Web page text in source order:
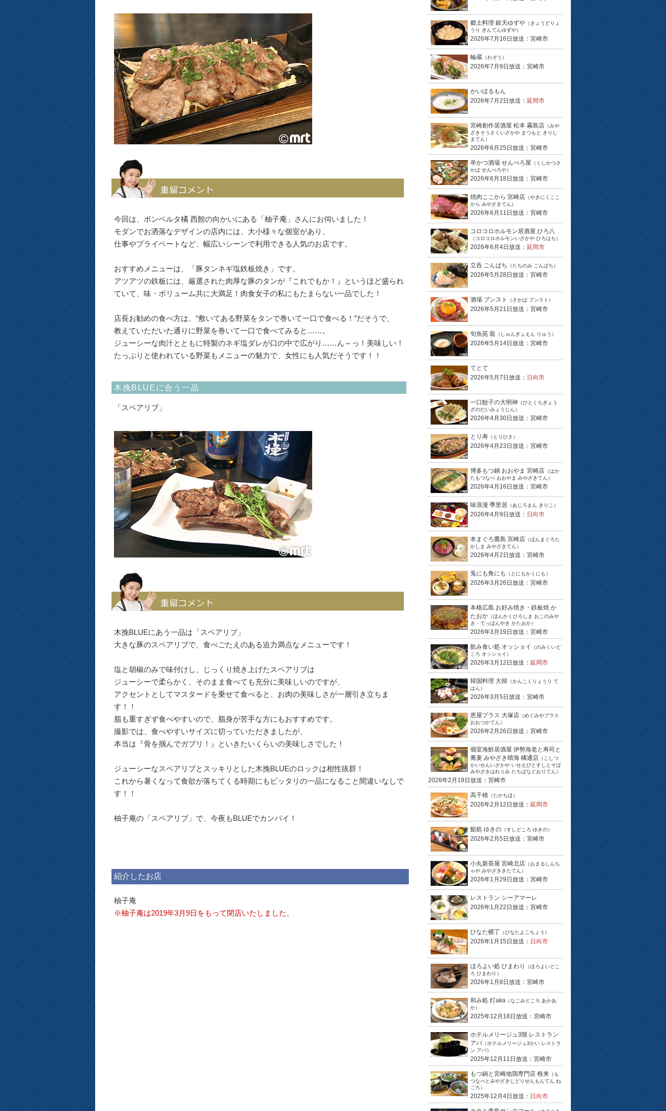
今回は、ボンベルタ橘 西館の向かいにある「柚子庵」さんにお伺いました！
モダンでお洒落なデザインの店内には、大小様々な個室があり、
仕事やプライベートなど、幅広いシーンで利用できる人気のお店です。
おすすめメニューは、「豚タンネギ塩鉄板焼き」です。
アツアツの鉄板には、厳選された肉厚な豚のタンが『これでもか！』というほど盛られ
ていて、味・ボリューム共に大満足！肉食女子の私にもたまらない一品でした！
店長お勧めの食べ方は、“敷いてある野菜をタンで巻いて一口で食べる！”だそうで、
教えていただいた通りに野菜を巻いて一口で食べてみると……。
ジューシーな肉汁とともに特製のネギ塩ダレが口の中で広がり……ん～っ！美味しい！
たっぷりと使われている野菜もメニューの魅力で、女性にも人気だそうです！！
木挽BLUEに合う一品
「スペアリブ」
木挽BLUEにあう一品は「スペアリブ」
大きな豚のスペアリブで、食べごたえのある迫力満点なメニューです！
塩と胡椒のみで味付けし、じっくり焼き上げたスペアリブは
ジューシーで柔らかく、そのまま食べても充分に美味しいのですが、
アクセントとしてマスタードを乗せて食べると、お肉の美味しさが一層引き立ちま
す！！
脂も重すぎず食べやすいので、脂身が苦手な方にもおすすめです。
撮影では、食べやすいサイズに切っていただきましたが、
本当は『骨を掴んでガブリ！』といきたいくらいの美味しさでした！
ジューシーなスペアリブとスッキリとした木挽BLUEのロックは相性抜群！
これから暑くなって食欲が落ちてくる時期にもピッタリの一品になること間違いなしで
す！！
柚子庵の「スペアリブ」で、今夜もBLUEでカンパイ！
紹介したお店
柚子庵
※柚子庵は2019年3月9日をもって閉店いたしました。
郷土料理 銀天ゆずや （きょうどりょ
うり ぎんてんゆずや）
2026年7月16日放送：宮崎市
輪蔵 （わぞう）
2026年7月9日放送：宮崎市
かいほるもん
2026年7月2日放送： 延岡市
宮崎創作居酒屋 松本 霧島店 （みや
ざきそうさくいざかや まつもと きりし
まてん）
2026年6月25日放送：宮崎市
串かつ酒場 せんべろ屋 （くしかつさ
かば せんべろや）
2026年6月18日放送：宮崎市
焼肉ここから 宮崎店 （やきにくここ
から みやざきてん）
2026年6月11日放送：宮崎市
コロコロホルモン居酒屋 ひろ八
（コロコロホルモンいざかや ひろはち）
2026年6月4日放送： 延岡市
立呑 ごんぱち （たちのみ ごんぱち）
2026年5月28日放送：宮崎市
酒場 ブンスト （さかば ブンスト）
2026年5月21日放送：宮崎市
旬魚苑 龍 （しゅんぎょえん りゅう）
2026年5月14日放送：宮崎市
てとて
2026年5月7日放送： 日向市
一口餃子の大明神 （ひとくちぎょう
ざのだいみょうじん）
2026年4月30日放送：宮崎市
とり寿 （とりひさ）
2026年4月23日放送：宮崎市
博多もつ鍋 おおやま 宮崎店 （はか
たもつなべ おおやま みやざきてん）
2026年4月16日放送：宮崎市
味浪漫 季里居 （あじろまん きりこ）
2026年4月9日放送： 日向市
本まぐろ鷹島 宮崎店 （ほんまぐろた
かしま みやざきてん）
2026年4月2日放送：宮崎市
兎にも角にも （とにもかくにも）
2026年3月26日放送：宮崎市
本格広島 お好み焼き・鉄板焼 か
たおか （ほんかくひろしま おこのみや
き・てっぱんやき かたおか）
2026年3月19日放送：宮崎市
飲み食い処 オッショイ
（のみくいど
ころ オッショイ）
2026年3月12日放送： 延岡市
韓国料理 大韓 （かんこくりょうり て
はん）
2026年3月5日放送：宮崎市
恵屋プラス 大塚店 （めぐみやプラス
おおつかてん）
2026年2月26日放送：宮崎市
個室海鮮居酒屋 伊勢海老と寿司と
蕎麦 みやざき晴海 橘通店 （こしつ
かいせんいざかや いせえびとすしとそば
みやざきはれうみ たちばなどおりてん）
2026年2月19日放送：宮崎市
高千穂 （たかちほ）
2026年2月12日放送： 延岡市
鮨処 ゆきの （すしどころ ゆきの）
2026年2月5日放送：宮崎市
小丸新茶屋 宮崎北店 （おまるしんち
ゃや みやざききたてん）
2026年1月29日放送：宮崎市
レストラン シーアマーレ
2026年1月22日放送：宮崎市
ひなた横丁 （ひなたよこちょう）
2026年1月15日放送： 日向市
ほろよい処 ひまわり
（ほろよいどこ
ろ ひまわり）
2026年1月8日放送：宮崎市
和み処 灯aka （なごみどころ あかあ
か）
2025年12月18日放送：宮崎市
ホテルメリージュ3階 レストラン
アバ（ホテルメリージュ3かい レストラ
ン アバ）
2025年12月11日放送：宮崎市
もつ鍋と宮崎地鶏専門店 根来 （も
つなべとみやざきじどりせんもんてん ね
ごろ）
2025年12月4日放送： 日向市